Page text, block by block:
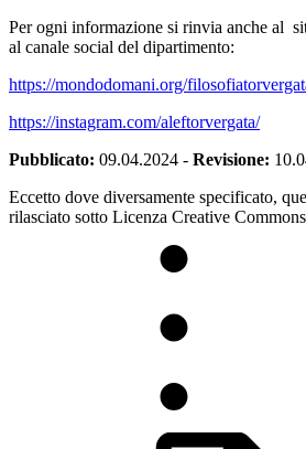
Per ogni informazione si rinvia anche al
al canale social del dipartimento:
https://mondodomani.org/
https://instagram.com/aleftorvergata/
Pubblicato: 09.04.2024 - Revisione:
Eccetto dove diversamente specificato,
rilasciato sotto Licenza Creative